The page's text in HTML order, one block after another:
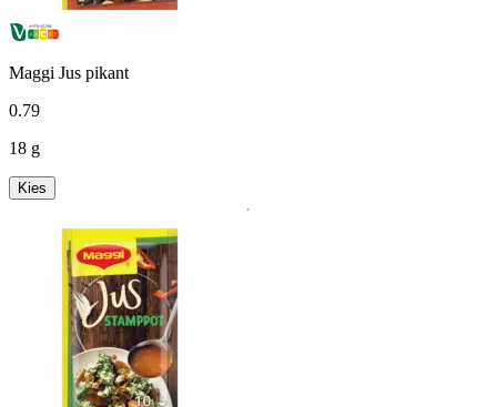
Maggi Jus pikant
0.79
18 g
Kies